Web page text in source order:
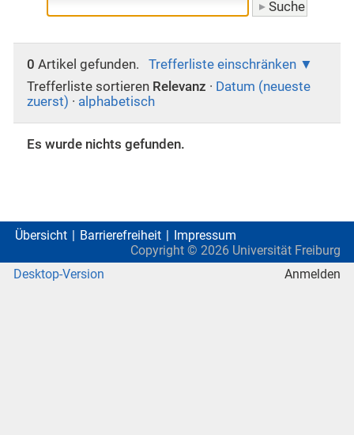
0 Artikel gefunden.
Trefferliste einschränken
Trefferliste sortieren Relevanz · Datum (neueste
zuerst) · alphabetisch
Es wurde nichts gefunden.
Übersicht Barrierefreiheit
Impressum
Copyright © 2026 Universität Freiburg
Desktop-Version
Anmelden